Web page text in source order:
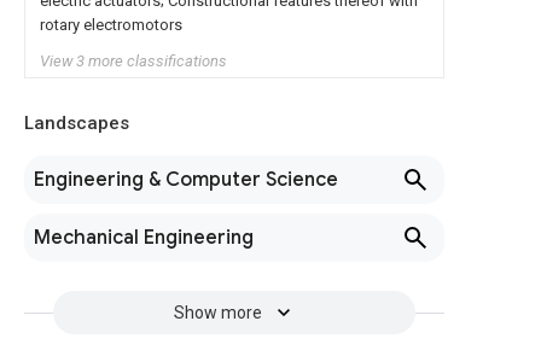
rotary electromotors
View 3 more classifications
Landscapes
Engineering & Computer Science
Mechanical Engineering
Show more